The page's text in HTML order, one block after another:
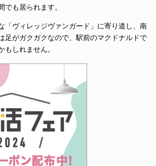
でも居られます。
「ヴィレッジヴァンガード」に寄り道し、南
足がガクガクなので、駅前のマクドナルドで
もしれません。